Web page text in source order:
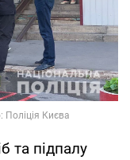
та підпалу